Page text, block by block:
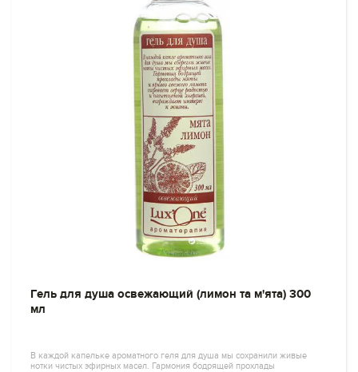
Гель для душа освежающий (лимон та м'ята) 300
мл
В каждой капельке ароматного геля для душа мы сохранили живые
нотки чистых эфирных масел. Гармония бодрящей прохлады